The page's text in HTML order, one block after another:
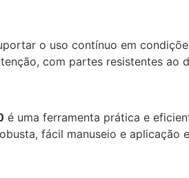
o uso contínuo em
com partes resistentes ao
é uma ferramenta prática e
fácil manuseio e